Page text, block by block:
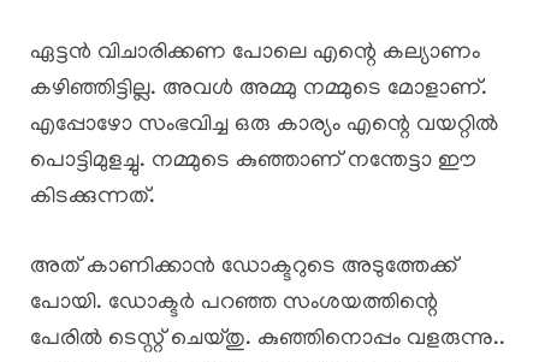
ഏട്ടൻ വിചാരിക്കണ പോലെ എന്റെ കല്യാണം
കഴിഞ്ഞിട്ടില്ല. അവൾ അമ്മു നമ്മുടെ മോളാണ്.
എപ്പോഴോ സംഭവിച്ച ഒരു കാര്യം എന്റെ വയറ്റിൽ
പൊട്ടിമുളച്ചു. നമ്മുടെ കുഞ്ഞാണ് നന്തേട്ടാ ഈ
കിടക്കുന്നത്.
അത് കാണിക്കാൻ ഡോക്ടറുടെ അടുത്തേക്ക്
പോയി. ഡോക്ടർ പറഞ്ഞ സംശയത്തിന്റെ
പേരിൽ ടെസ്റ്റ്‌ ചെയ്തു. കുഞ്ഞിനൊപ്പം വളരുന്നു..